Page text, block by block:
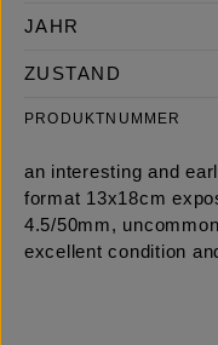
JAHR
ZUSTAND
PRODUKTNUMMER
an interesting and
format 13x18cm
4.5/50mm,
excellent condition